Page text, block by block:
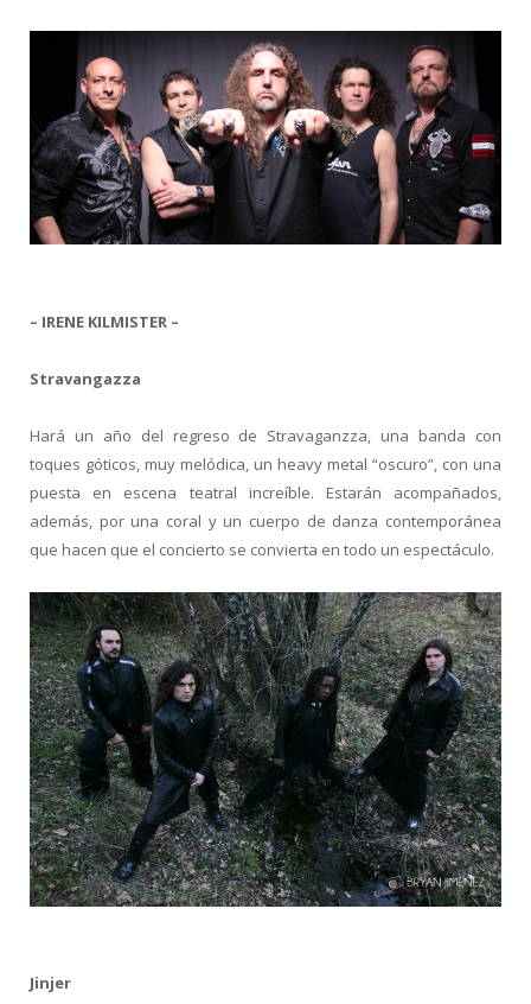
– IRENE KILMISTER –
Stravangazza
Hará un año del regreso de Stravaganzza, una banda con
toques góticos, muy melódica, un heavy metal “oscuro”, con una
puesta en escena teatral increíble. Estarán acompañados,
además, por una coral y un cuerpo de danza contemporánea
que hacen que el concierto se convierta en todo un espectáculo.
Jinjer